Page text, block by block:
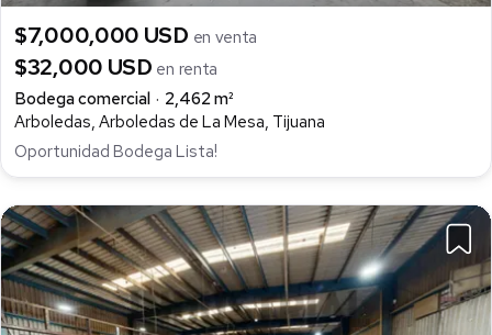
$7,000,000 USD en venta
$32,000 USD en renta
Bodega comercial
2,462 m²
Arboledas, Arboledas de La Mesa, Tijuana
Oportunidad Bodega Lista!